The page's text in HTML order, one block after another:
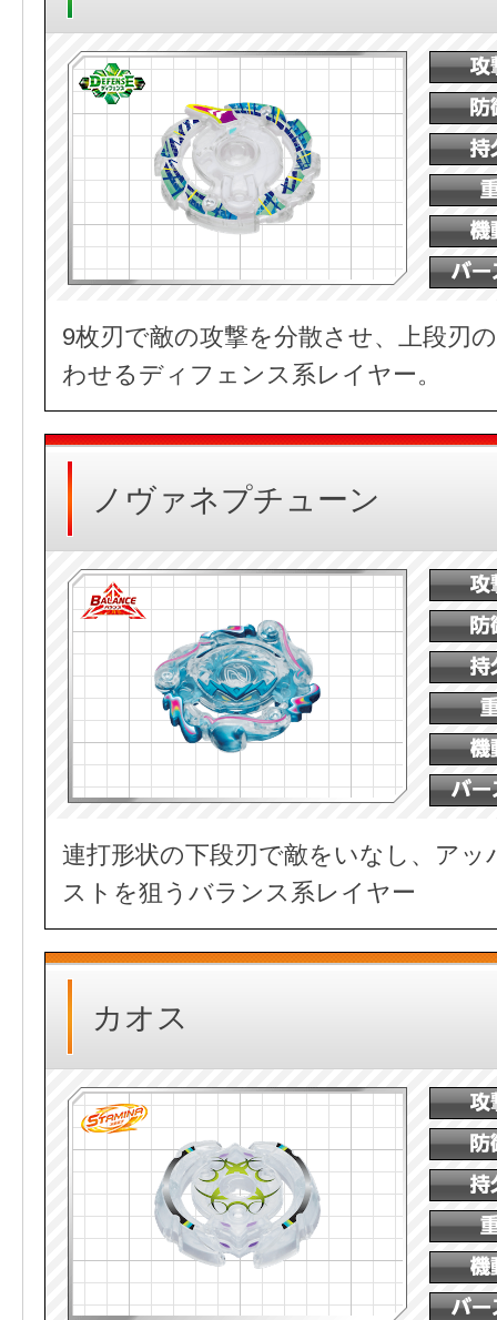
9枚刃で敵の攻撃を分散させ、上段刃
わせるディフェンス系レイヤー。
ノヴァネプチューン
連打形状の下段刃で敵をいなし、アッ
ストを狙うバランス系レイヤー
カオス